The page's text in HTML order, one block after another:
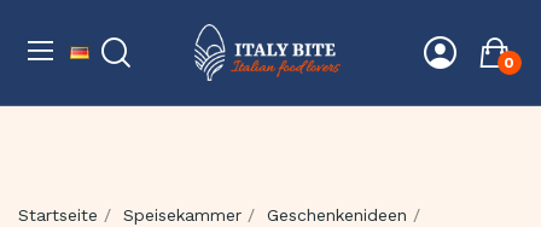
0
Startseite Speisekammer
Geschenkenideen